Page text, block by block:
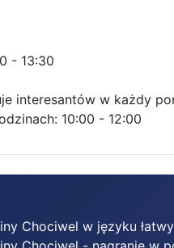
- 13:30
interesantów w każdy
10:00 - 12:00
Chociwel w języku